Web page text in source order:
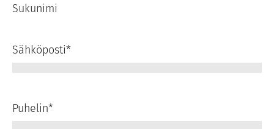
Sukunimi
Sähköposti*
Puhelin*